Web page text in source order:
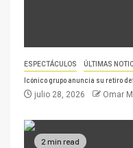
ESPECTÁCULOS ÚLTIMAS
Icónico grupo anuncia su retiro
julio 28, 2026 Omar
2 min read